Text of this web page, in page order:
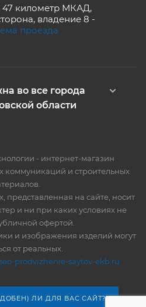
47 километр МКАД,
владение 8 -
проезда
во все города
области
- интернет-магазин
коммуникаций и строительных
представленная на сайте, носит
и ни при каких условиях не
офертой.
и изображения изделий могут
от реальных.
prodvizhenie-saytov-ekb.ru
ЛИ ДЛЯ ВАС САЙТ?